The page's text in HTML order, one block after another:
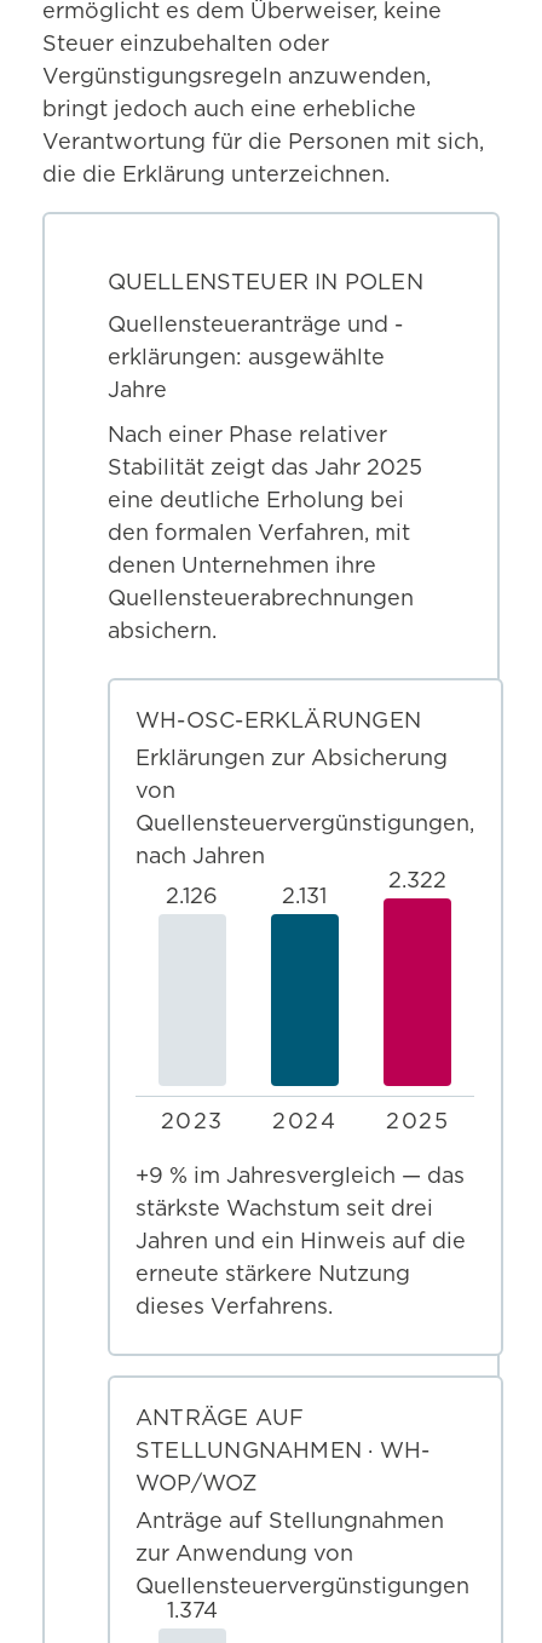
ermöglicht es dem Überweiser, keine
Steuer einzubehalten oder
Vergünstigungsregeln anzuwenden,
bringt jedoch auch eine erhebliche
Verantwortung für die Personen mit sich,
die die Erklärung unterzeichnen.
QUELLENSTEUER IN POLEN
Quellensteueranträge und -
erklärungen: ausgewählte
Jahre
Nach einer Phase relativer
Stabilität zeigt das Jahr 2025
eine deutliche Erholung bei
den formalen Verfahren, mit
denen Unternehmen ihre
Quellensteuerabrechnungen
absichern.
WH-OSC-ERKLÄRUNGEN
Erklärungen zur Absicherung
von
Quellensteuervergünstigungen,
nach Jahren
2.126
2.131
2.322
2023 2024 2025
+9 % im Jahresvergleich — das
stärkste Wachstum seit drei
Jahren und ein Hinweis auf die
erneute stärkere Nutzung
dieses Verfahrens.
ANTRÄGE AUF
STELLUNGNAHMEN · WH-
WOP/WOZ
Anträge auf Stellungnahmen
zur Anwendung von
Quellensteuervergünstigungen
1.374